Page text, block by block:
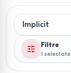
Filtre
1 selectate